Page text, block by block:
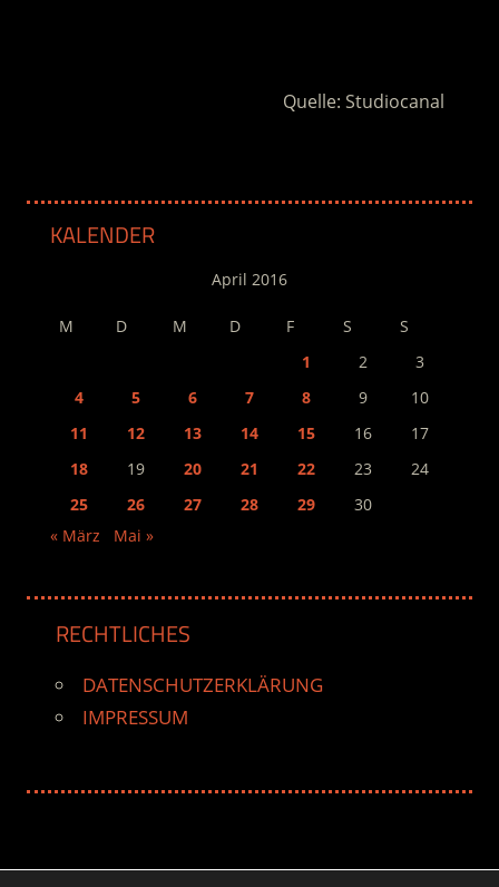
Quelle: Studiocanal
KALENDER
April 2016
M D M D F S
S
1
2
3
4
5 6 7 8 9
10
11
12 13 14 15 16
17
18
19 20 21 22 23
24
25
26 27 28 29
30
« März
Mai »
RECHTLICHES
DATENSCHUTZERKLÄRUNG
IMPRESSUM